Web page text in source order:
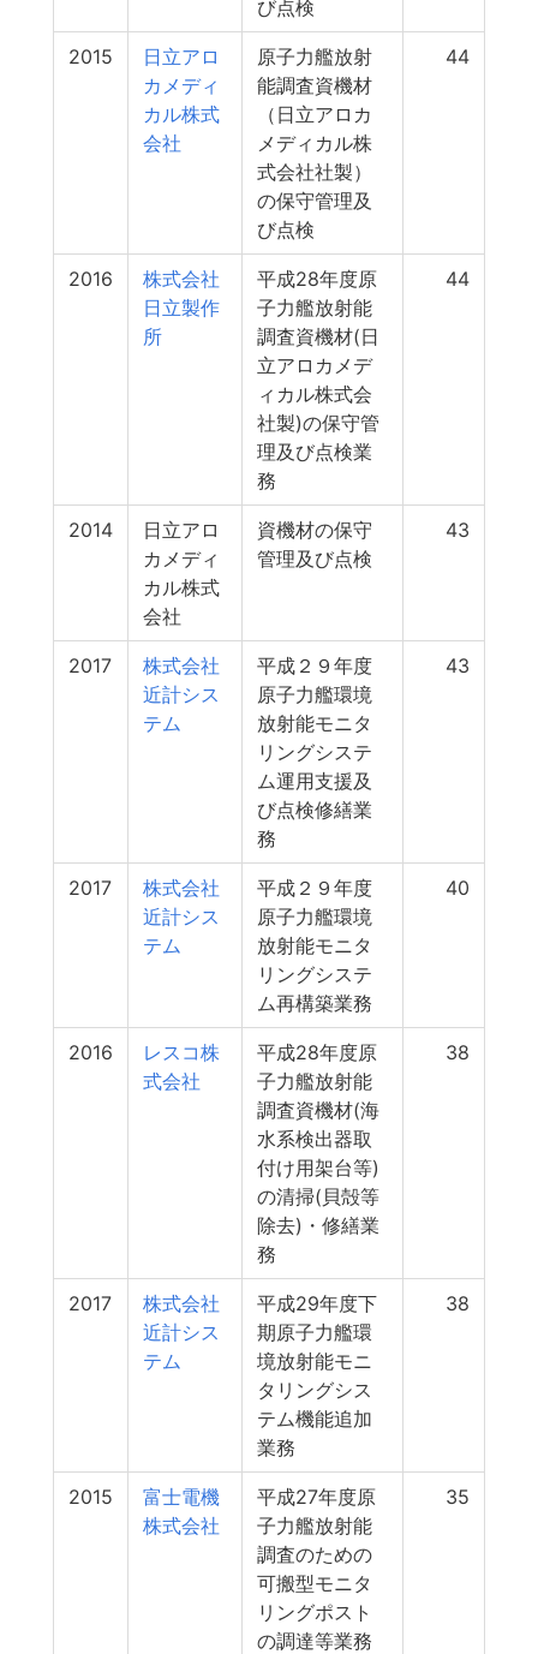
び点検
2015
日立アロ
カメディ
カル株式
会社
原子力艦放射
能調査資機材
（日立アロカ
メディカル株
式会社社製）
の保守管理及
び点検
44
2016
株式会社
日立製作
所
平成28年度原
子力艦放射能
調査資機材(日
立アロカメデ
ィカル株式会
社製)の保守管
理及び点検業
務
44
2014
日立アロ
カメディ
カル株式
会社
資機材の保守
管理及び点検
43
2017
株式会社
近計シス
テム
平成２９年度
原子力艦環境
放射能モニタ
リングシステ
ム運用支援及
び点検修繕業
務
43
2017
株式会社
近計シス
テム
平成２９年度
原子力艦環境
放射能モニタ
リングシステ
ム再構築業務
40
2016
レスコ株
式会社
平成28年度原
子力艦放射能
調査資機材(海
水系検出器取
付け用架台等)
の清掃(貝殻等
除去)・修繕業
務
38
2017
株式会社
近計シス
テム
平成29年度下
期原子力艦環
境放射能モニ
タリングシス
テム機能追加
業務
38
2015
富士電機
株式会社
平成27年度原
子力艦放射能
調査のための
可搬型モニタ
リングポスト
の調達等業務
35